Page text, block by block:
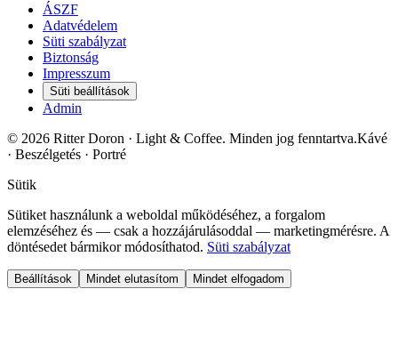
ÁSZF
Adatvédelem
Süti szabályzat
Biztonság
Impresszum
Süti beállítások
Admin
© 2026 Ritter Doron · Light & Coffee. Minden jog fenntartva.Kávé
· Beszélgetés · Portré
Sütik
Sütiket használunk a weboldal működéséhez, a forgalom
elemzéséhez és — csak a hozzájárulásoddal — marketingmérésre. A
döntésedet bármikor módosíthatod. Süti szabályzat
Beállítások Mindet elutasítom Mindet elfogadom